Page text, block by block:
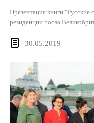
Презентация книги "Русские
резиденции посла
30.05.2019